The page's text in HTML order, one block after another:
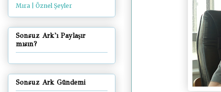
Mıra | Öznel Şeyler
Sonsuz Ark'ı Paylaşır
mısın?
Sonsuz Ark Gündemi